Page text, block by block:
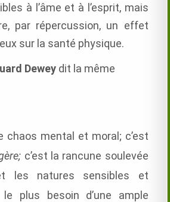
à l’âme et à l’esprit, mais
par répercussion, un effet
sur la santé physique.
Dewey dit la même
chaos mental et moral; c’est
c’est la rancune soulevée
les natures sensibles et
plus besoin d’une ample